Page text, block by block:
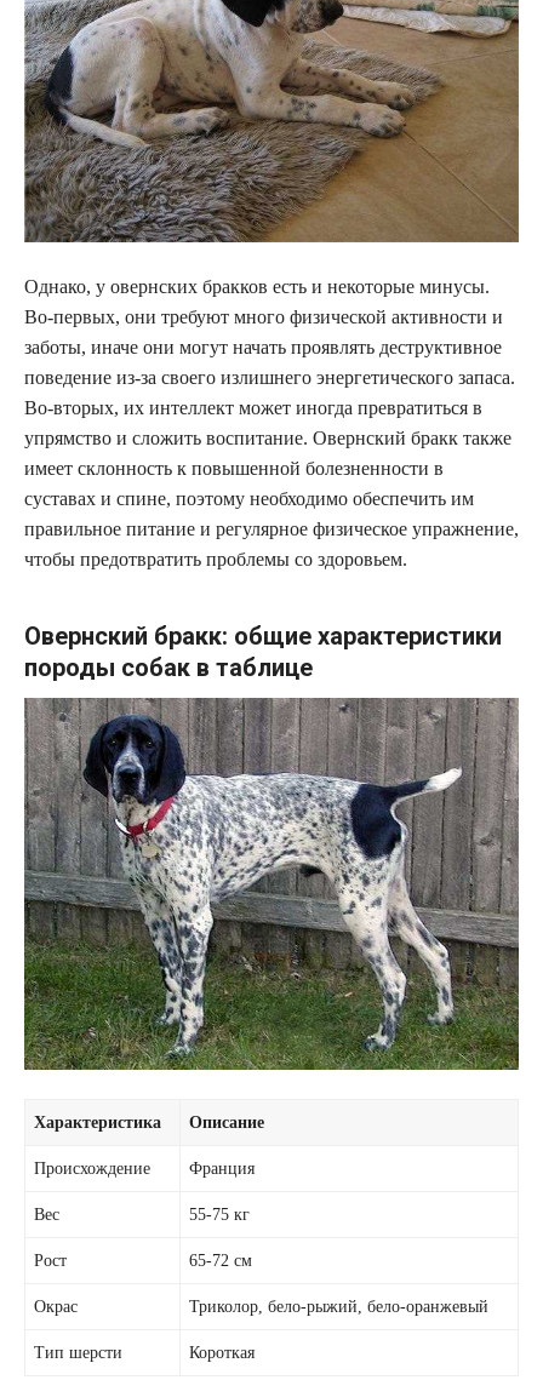
Однако, у овернских бракков есть и некоторые минусы.
Во-первых, они требуют много физической активности и
заботы, иначе они могут начать проявлять деструктивное
поведение из-за своего излишнего энергетического запаса.
Во-вторых, их интеллект может иногда превратиться в
упрямство и сложить воспитание. Овернский бракк также
имеет склонность к повышенной болезненности в
суставах и спине, поэтому необходимо обеспечить им
правильное питание и регулярное физическое упражнение,
чтобы предотвратить проблемы со здоровьем.
Овернский бракк: общие характеристики
породы собак в таблице
Характеристика Описание
Происхождение Франция
Вес 55-75 кг
Рост 65-72 см
Окрас Триколор, бело-рыжий, бело-оранжевый
Тип шерсти Короткая